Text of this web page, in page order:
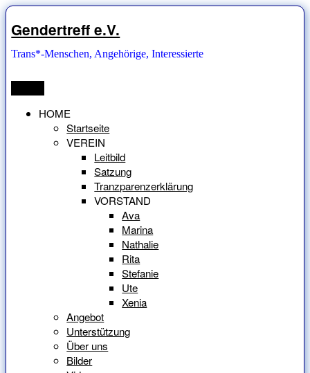
Zum
Inhalt
springen
Gendertreff e.V.
Trans*-Menschen, Angehörige, Interessierte
HOME
Startseite
VEREIN
Leitbild
Satzung
Tranzparenzerklärung
VORSTAND
Ava
Marina
Nathalie
Rita
Stefanie
Ute
Xenia
Angebot
Unterstützung
Über uns
Bilder